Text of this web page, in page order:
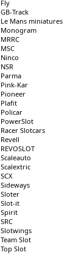
Fly
GB-Track
Le Mans miniatures
Monogram
MRRC
MSC
Ninco
NSR
Parma
Pink-Kar
Pioneer
Plafit
Policar
PowerSlot
Racer Slotcars
Revell
REVOSLOT
Scaleauto
Scalextric
SCX
Sideways
Sloter
Slot-it
Spirit
SRC
Slotwings
Team Slot
Top Slot